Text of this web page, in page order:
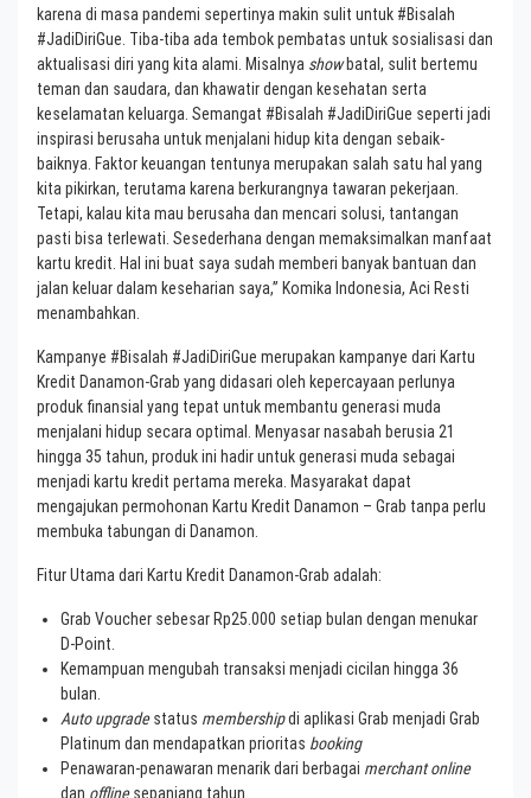
karena di masa pandemi sepertinya makin sulit untuk #Bisalah
#JadiDiriGue. Tiba-tiba ada tembok pembatas untuk sosialisasi dan
aktualisasi diri yang kita alami. Misalnya showbatal, sulit bertemu
teman dan saudara, dan khawatir dengan kesehatan serta
keselamatan keluarga. Semangat #Bisalah #JadiDiriGue seperti jadi
inspirasi berusaha untuk menjalani hidup kita dengan sebaik-
baiknya. Faktor keuangan tentunya merupakan salah satu hal yang
kita pikirkan, terutama karena berkurangnya tawaran pekerjaan.
Tetapi, kalau kita mau berusaha dan mencari solusi, tantangan
pasti bisa terlewati. Sesederhana dengan memaksimalkan manfaat
kartu kredit. Hal ini buat saya sudah memberi banyak bantuan dan
jalan keluar dalam keseharian saya,” Komika Indonesia, Aci Resti
menambahkan.
Kampanye #Bisalah #JadiDiriGue merupakan kampanye dari Kartu
Kredit Danamon-Grab yang didasari oleh kepercayaan perlunya
produk finansial yang tepat untuk membantu generasi muda
menjalani hidup secara optimal. Menyasar nasabah berusia 21
hingga 35 tahun, produk ini hadir untuk generasi muda sebagai
menjadi kartu kredit pertama mereka. Masyarakat dapat
mengajukan permohonan Kartu Kredit Danamon – Grab tanpa perlu
membuka tabungan di Danamon.
Fitur Utama dari Kartu Kredit Danamon-Grab adalah:
Grab Voucher sebesar Rp25.000 setiap bulan dengan menukar
D-Point.
Kemampuan mengubah transaksi menjadi cicilan hingga 36
bulan.
Auto upgradestatus membershipdi aplikasi Grab menjadi Grab
Platinum dan mendapatkan prioritas booking
Penawaran-penawaran menarik dari berbagai merchant online
dan offlinesepanjang tahun.